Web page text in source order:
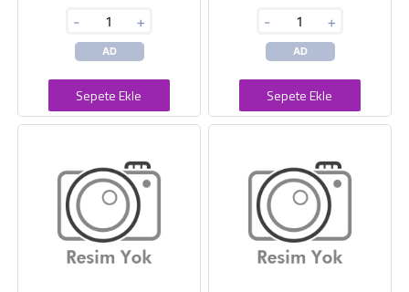
- +
AD
Sepete Ekle
- +
AD
Sepete Ekle